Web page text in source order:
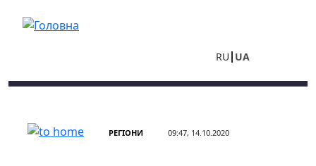
RU UA
РЕГІОНИ 09:47, 14.10.2020